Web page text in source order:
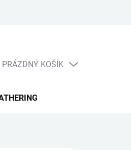
NÁKUPNÍ
PRÁZDNÝ KOŠÍK